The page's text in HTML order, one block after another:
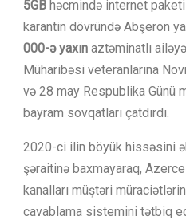
5GB həcmində internet
karantin dövründə Abşeron
000-ə yaxın aztəminatlı
Müharibəsi veteranlarına
və 28 may Respublika Günü
bayram sovqatları çatdırdı.
2020-ci ilin böyük hissəsini
şəraitinə baxmayaraq,
kanalları müştəri
cavablama sistemini tətbiq